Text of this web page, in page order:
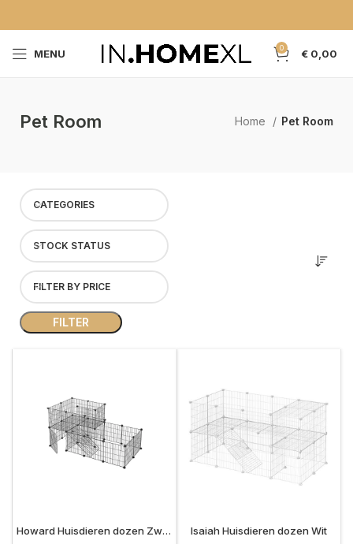
MENU 0 € 0,00
Pet Room Home Pet Room
CATEGORIES
STOCK STATUS
FILTER BY PRICE
FILTER
Howard Huisdieren dozen Zwart Isaiah Huisdieren dozen Wit